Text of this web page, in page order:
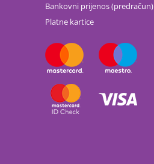
Bankovni prijenos (predračun)
Platne kartice